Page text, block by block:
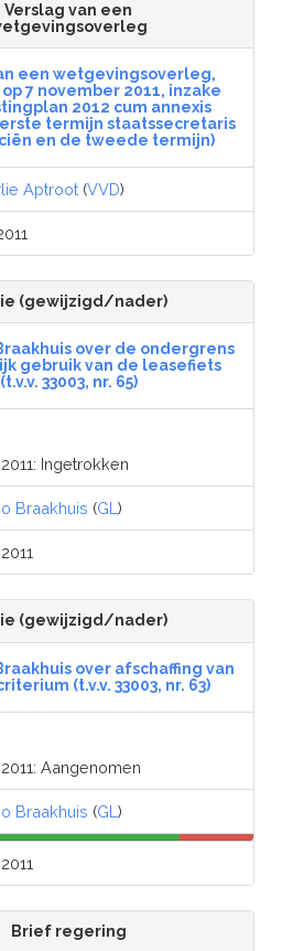
Verslag van een
een wetgevingsoverleg,
7 november 2011, inzake
2012 cum annexis
termijn staatssecretaris
en de tweede termijn)
Aptroot (VVD)
(gewijzigd/nader)
over de ondergrens
gebruik van de leasefiets
(t.v.v. 33003, nr. 65)
Ingetrokken
Braakhuis (GL)
(gewijzigd/nader)
over afschaffing van
(t.v.v. 33003, nr. 63)
Aangenomen
Braakhuis (GL)
Brief regering